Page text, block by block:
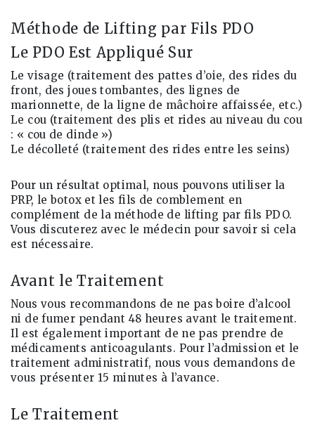
Méthode de Lifting par Fils PDO
Le PDO Est Appliqué Sur
Le visage (traitement des pattes d’oie, des rides du
front, des joues tombantes, des lignes de
marionnette, de la ligne de mâchoire affaissée, etc.)
Le cou (traitement des plis et rides au niveau du cou
: « cou de dinde »)
Le décolleté (traitement des rides entre les seins)
Pour un résultat optimal, nous pouvons utiliser la
PRP, le botox et les fils de comblement en
complément de la méthode de lifting par fils PDO.
Vous discuterez avec le médecin pour savoir si cela
est nécessaire.
Avant le Traitement
Nous vous recommandons de ne pas boire d’alcool
ni de fumer pendant 48 heures avant le traitement.
Il est également important de ne pas prendre de
médicaments anticoagulants. Pour l’admission et le
traitement administratif, nous vous demandons de
vous présenter 15 minutes à l’avance.
Le Traitement